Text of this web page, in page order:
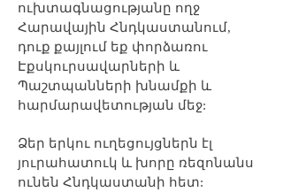
ուխտագնացությանը ողջ
Հարավային Հնդկաստանում,
դուք քայլում եք փորձառու
Էքսկուրսավարների և
Պաշտպանների խնամքի և
հարմարավետության մեջ:
Ձեր երկու ուղեցույցներն էլ
յուրահատուկ և խորը ռեզոնանս
ունեն Հնդկաստանի հետ: